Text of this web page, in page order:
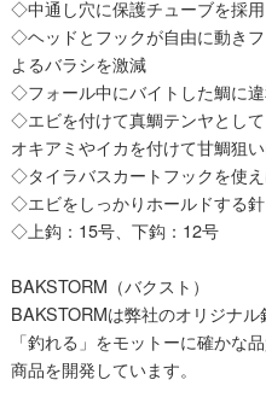
◇中通し穴に保護チューブを採
◇ヘッドとフックが自由に動き
よるバラシを激減
◇フォール中にバイトした鯛に
◇エビを付けて真鯛テンヤとして
オキアミやイカを付けて甘鯛狙
◇タイラバスカートフックを使
◇エビをしっかりホールドする
◇上鈎：15号、下鈎：12号
BAKSTORM（バクスト）
BAKSTORMは弊社のオリジナル
「釣れる」をモットーに確かな
商品を開発しています。